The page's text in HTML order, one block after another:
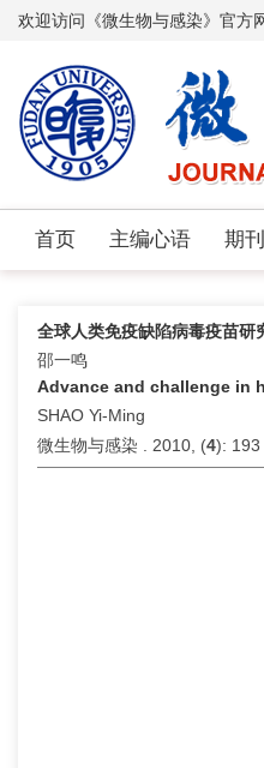
欢迎访问《微生物与感染》官方
首页 主编心语 期
全球人类免疫缺陷病毒疫苗研
邵一鸣
Advance and challenge in
SHAO Yi-Ming
微生物与感染 . 2010, (4): 193